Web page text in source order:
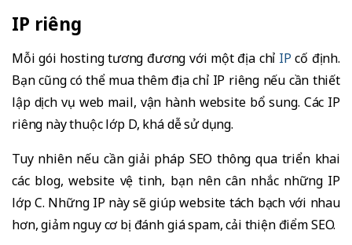
IP riêng
Mỗi gói hosting tương đương với một địa chỉ IP cố định.
Bạn cũng có thể mua thêm địa chỉ IP riêng nếu cần thiết
lập dịch vụ web mail, vận hành website bổ sung. Các IP
riêng này thuộc lớp D, khá dễ sử dụng.
Tuy nhiên nếu cần giải pháp SEO thông qua triển khai
các blog, website vệ tinh, bạn nên cân nhắc những IP
lớp C. Những IP này sẽ giúp website tách bạch với nhau
hơn, giảm nguy cơ bị đánh giá spam, cải thiện điểm SEO.